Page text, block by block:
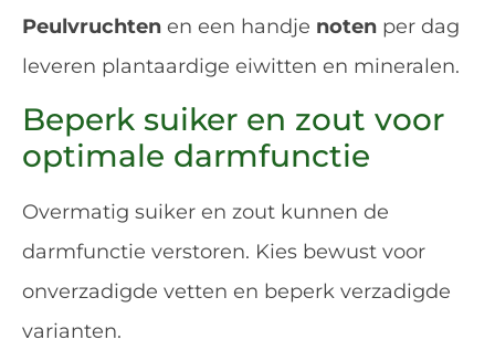
Peulvruchten en een handje noten per dag
leveren plantaardige eiwitten en mineralen.
Beperk suiker en zout voor
optimale darmfunctie
Overmatig suiker en zout kunnen de
darmfunctie verstoren. Kies bewust voor
onverzadigde vetten en beperk verzadigde
varianten.